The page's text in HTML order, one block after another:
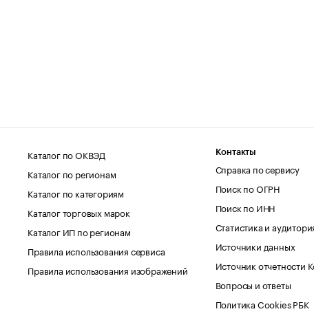
Каталог по ОКВЭД
Каталог по регионам
Каталог по категориям
Каталог торговых марок
Каталог ИП по регионам
Правила использования сервиса
Правила использования изображений
Контакты
Справка по сервису
Поиск по ОГРН
Поиск по ИНН
Статистика и
Источники данных
Источник отчетности
Вопросы и ответы
Политика Cookies РБК